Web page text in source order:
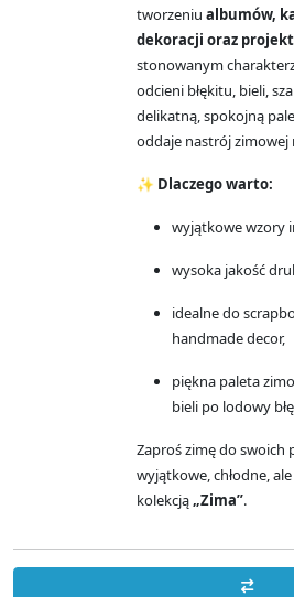
tworzeniu albumów,
dekoracji oraz
stonowanym
odcieni błękitu, bieli,
delikatną, spokojną
oddaje nastrój zimowej
✨ Dlaczego warto:
wyjątkowe wzory
wysoka jakość
idealne do
handmade decor,
piękna paleta
bieli po lodowy
Zaproś zimę do swoich
wyjątkowe, chłodne,
kolekcją„Zima”.